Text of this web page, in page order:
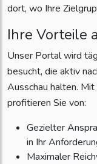
dort, wo Ihre
Ihre Vorteile
Unser Portal wird
besucht, die aktiv
Ausschau halten.
profitieren Sie von:
Gezielter
in Ihr
Maximaler